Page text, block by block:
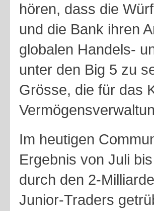
hören, dass die
und die Bank ihren
globalen Handels-
unter den Big 5 zu
Grösse, die für das
Im heutigen
Ergebnis von Juli
durch den 2-
Junior-Traders